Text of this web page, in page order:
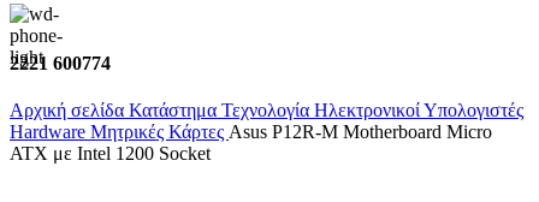
2221 600774
Αρχική σελίδα Κατάστημα Τεχνολογία Ηλεκτρονικοί Υπολογιστές
Hardware Μητρικές Κάρτες Asus P12R-M Motherboard Micro
ATX με Intel 1200 Socket